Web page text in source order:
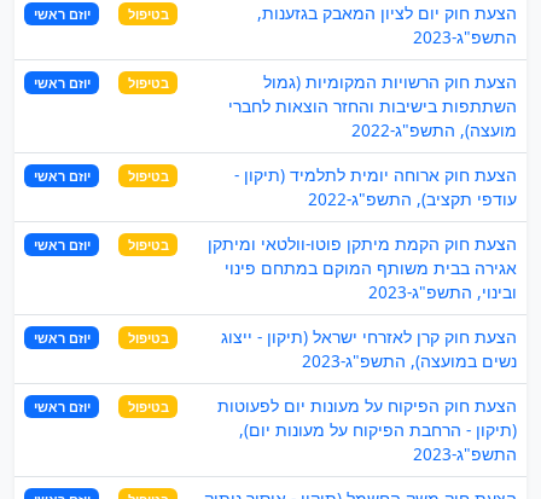
הצעת חוק יום לציון המאבק בגזענות,
התשפ"ג-2023
בטיפול יוזם ראשי
הצעת חוק הרשויות המקומיות (גמול
השתתפות בישיבות והחזר הוצאות לחברי
מועצה), התשפ"ג-2022
בטיפול יוזם ראשי
הצעת חוק ארוחה יומית לתלמיד (תיקון -
עודפי תקציב), התשפ"ג-2022
בטיפול יוזם ראשי
הצעת חוק הקמת מיתקן פוטו-וולטאי ומיתקן
אגירה בבית משותף המוקם במתחם פינוי
ובינוי, התשפ"ג-2023
בטיפול יוזם ראשי
הצעת חוק קרן לאזרחי ישראל (תיקון - ייצוג
נשים במועצה), התשפ"ג-2023
בטיפול יוזם ראשי
הצעת חוק הפיקוח על מעונות יום לפעוטות
(תיקון - הרחבת הפיקוח על מעונות יום),
התשפ"ג-2023
בטיפול יוזם ראשי